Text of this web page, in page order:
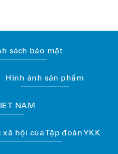
sách bảo mật
Hình ảnh sản phẩm
NAM
hội của Tập đoàn YKK